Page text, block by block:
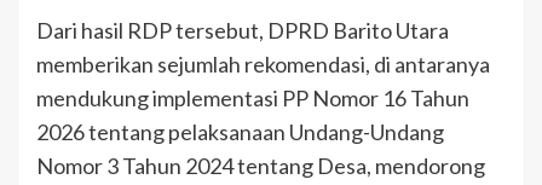
Dari hasil RDP tersebut, DPRD Barito Utara
memberikan sejumlah rekomendasi, di antaranya
mendukung implementasi PP Nomor 16 Tahun
2026 tentang pelaksanaan Undang-Undang
Nomor 3 Tahun 2024 tentang Desa, mendorong